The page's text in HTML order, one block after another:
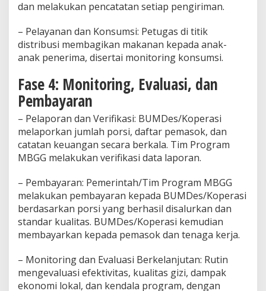
dan melakukan pencatatan setiap pengiriman.
– Pelayanan dan Konsumsi: Petugas di titik
distribusi membagikan makanan kepada anak-
anak penerima, disertai monitoring konsumsi.
Fase 4: Monitoring, Evaluasi, dan
Pembayaran
– Pelaporan dan Verifikasi: BUMDes/Koperasi
melaporkan jumlah porsi, daftar pemasok, dan
catatan keuangan secara berkala. Tim Program
MBGG melakukan verifikasi data laporan.
– Pembayaran: Pemerintah/Tim Program MBGG
melakukan pembayaran kepada BUMDes/Koperasi
berdasarkan porsi yang berhasil disalurkan dan
standar kualitas. BUMDes/Koperasi kemudian
membayarkan kepada pemasok dan tenaga kerja.
– Monitoring dan Evaluasi Berkelanjutan: Rutin
mengevaluasi efektivitas, kualitas gizi, dampak
ekonomi lokal, dan kendala program, dengan